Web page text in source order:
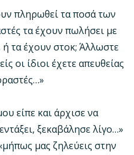
πληρωθεί τα ποσά των
τα έχουν πωλήσει με
ή τα έχουν στοκ; Άλλωστε
οι ίδιοι έχετε απευθείας
είπε και άρχισε να
ξεκαβάλησε λίγο…»
μας ζηλεύεις στην